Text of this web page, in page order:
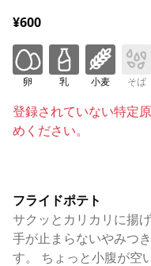
¥600
卵 乳 小麦 そば
登録されていない特定
めください。
フライドポテト
サクッとカリカリに揚
手が止まらないやみつ
す。 ちょっと小腹が空